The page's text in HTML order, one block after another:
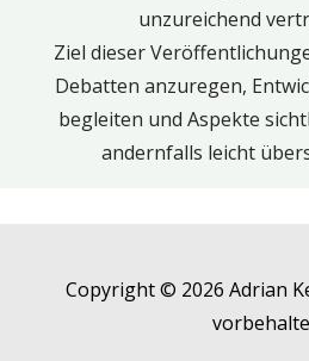
unzureichend
Ziel dieser
Debatten anzuregen,
begleiten und Aspekte
andernfalls leicht
Copyright © 2026 Adrian